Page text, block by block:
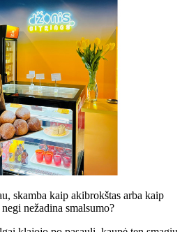
skamba kaip akibrokštas arba kaip
nežadina smalsumo?